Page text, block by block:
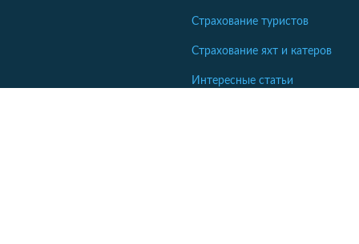
Страхование туристов
Страхование яхт и катеров
Интересные статьи